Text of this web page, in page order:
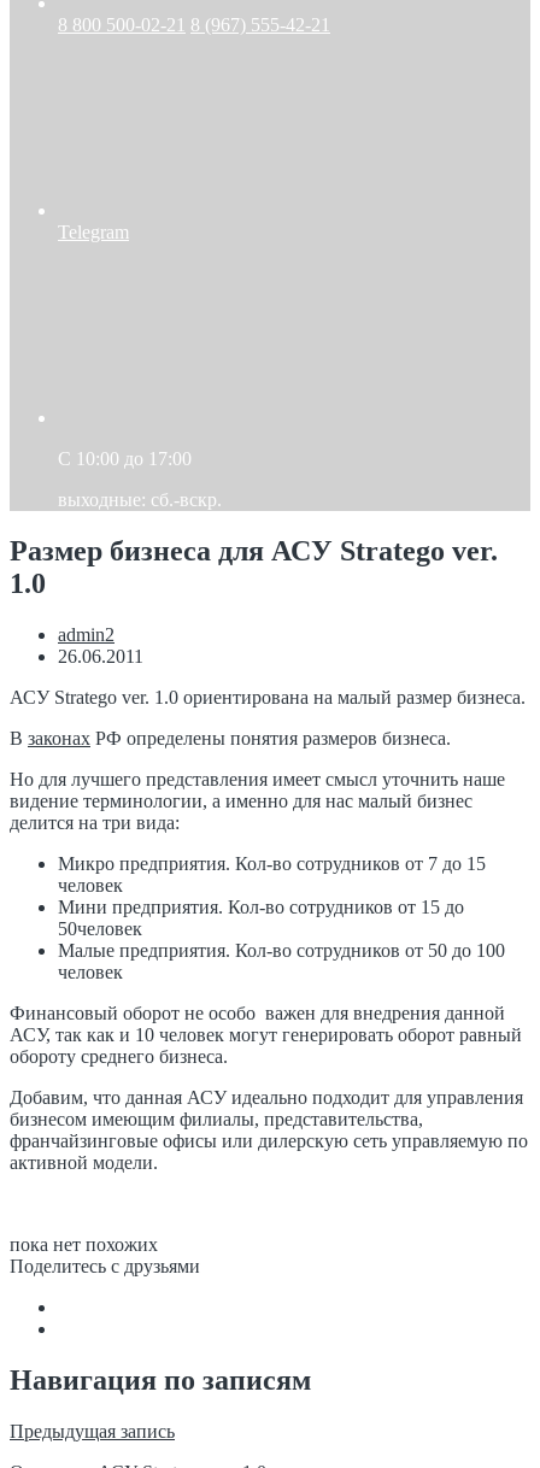
8 800 500-02-21 8 (967) 555-42-21
Telegram
C 10:00 до 17:00
выходные: сб.-вскр.
Размер бизнеса для АСУ Stratego ver.
1.0
admin2
26.06.2011
АСУ Stratego ver. 1.0 ориентирована на малый размер бизнеса.
В законах РФ определены понятия размеров бизнеса.
Но для лучшего представления имеет смысл уточнить наше
видение терминологии, а именно для нас малый бизнес
делится на три вида:
Микро предприятия. Кол-во сотрудников от 7 до 15
человек
Мини предприятия. Кол-во сотрудников от 15 до
50человек
Малые предприятия. Кол-во сотрудников от 50 до 100
человек
Финансовый оборот не особо важен для внедрения данной
АСУ, так как и 10 человек могут генерировать оборот равный
обороту среднего бизнеса.
Добавим, что данная АСУ идеально подходит для управления
бизнесом имеющим филиалы, представительства,
франчайзинговые офисы или дилерскую сеть управляемую по
активной модели.
пока нет похожих
Поделитесь с друзьями
Навигация по записям
Предыдущая запись